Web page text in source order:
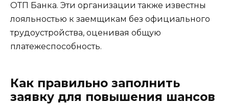
ОТП Банка. Эти организации также известны
лояльностью к заемщикам без официального
трудоустройства, оценивая общую
платежеспособность.
Как правильно заполнить
заявку для повышения шансов